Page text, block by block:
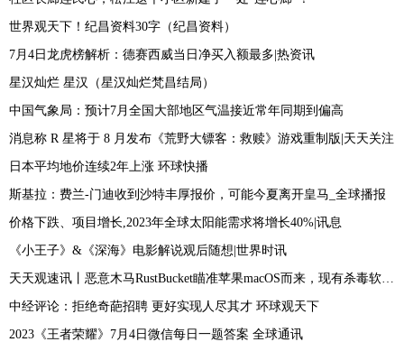
世界观天下！纪昌资料30字（纪昌资料）
7月4日龙虎榜解析：德赛西威当日净买入额最多|热资讯
星汉灿烂 星汉（星汉灿烂梵昌结局）
中国气象局：预计7月全国大部地区气温接近常年同期到偏高
消息称 R 星将于 8 月发布《荒野大镖客：救赎》游戏重制版|天天关注
日本平均地价连续2年上涨 环球快播
斯基拉：费兰-门迪收到沙特丰厚报价，可能今夏离开皇马_全球播报
价格下跌、项目增长,2023年全球太阳能需求将增长40%|讯息
《小王子》&《深海》电影解说观后随想|世界时讯
中经评论：拒绝奇葩招聘 更好实现人尽其才 环球观天下
2023《王者荣耀》7月4日微信每日一题答案 全球通讯